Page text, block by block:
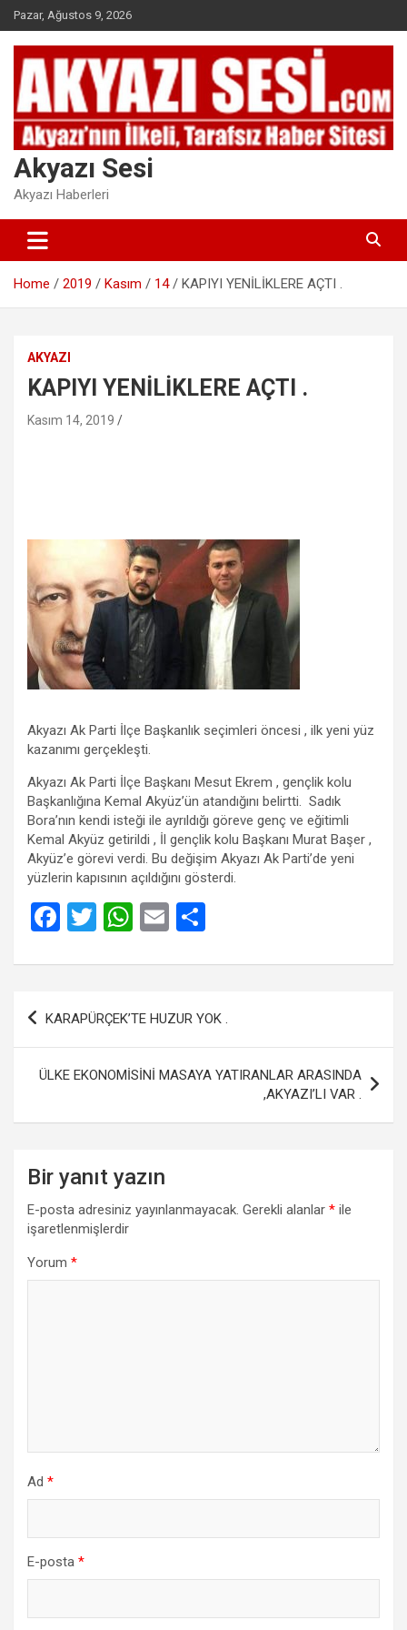
Skip
to
content
Pazar, Ağustos 9, 2026
Akyazı Sesi
Akyazı Haberleri
Home 2019 Kasım 14 KAPIYI YENİLİKLERE AÇTI .
AKYAZI
KAPIYI YENİLİKLERE AÇTI .
Kasım 14, 2019
Akyazı Ak Parti İlçe Başkanlık seçimleri öncesi , ilk yeni yüz
kazanımı gerçekleşti.
Akyazı Ak Parti İlçe Başkanı Mesut Ekrem , gençlik kolu
Başkanlığına Kemal Akyüz’ün atandığını belirtti. Sadık
Bora’nın kendi isteği ile ayrıldığı göreve genç ve eğitimli
Kemal Akyüz getirildi , İl gençlik kolu Başkanı Murat Başer ,
Akyüz’e görevi verdi. Bu değişim Akyazı Ak Parti’de yeni
yüzlerin kapısının açıldığını gösterdi.
F
ce
b
o
o
k
T
tt
er
W
at
s
A
p
p
E
ail ar
e
Yazı
gezinmesi
KARAPÜRÇEK’TE HUZUR YOK .
ÜLKE EKONOMİSİNİ MASAYA YATIRANLAR ARASINDA
,AKYAZI’LI VAR .
Bir yanıt yazın
E-posta adresiniz yayınlanmayacak. Gerekli alanlar * ile
işaretlenmişlerdir
Yorum *
Ad *
E-posta *